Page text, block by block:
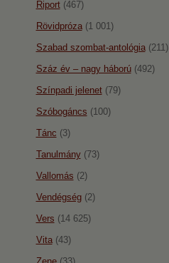
Riport(467)
Rövidpróza(1 001)
Szabad szombat-antológia(211)
Száz év – nagy háború(492)
Színpadi jelenet(79)
Szóbogáncs (100)
Tánc (3)
Tanulmány(73)
Vallomás (2)
Vendégség(2)
Vers (14 625)
Vita(43)